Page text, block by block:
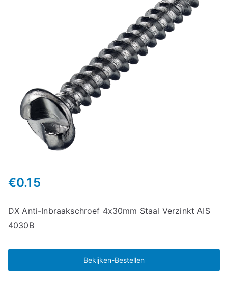
€0.15
DX Anti-Inbraakschroef 4x30mm Staal Verzinkt AIS
4030B
Bekijken-Bestellen